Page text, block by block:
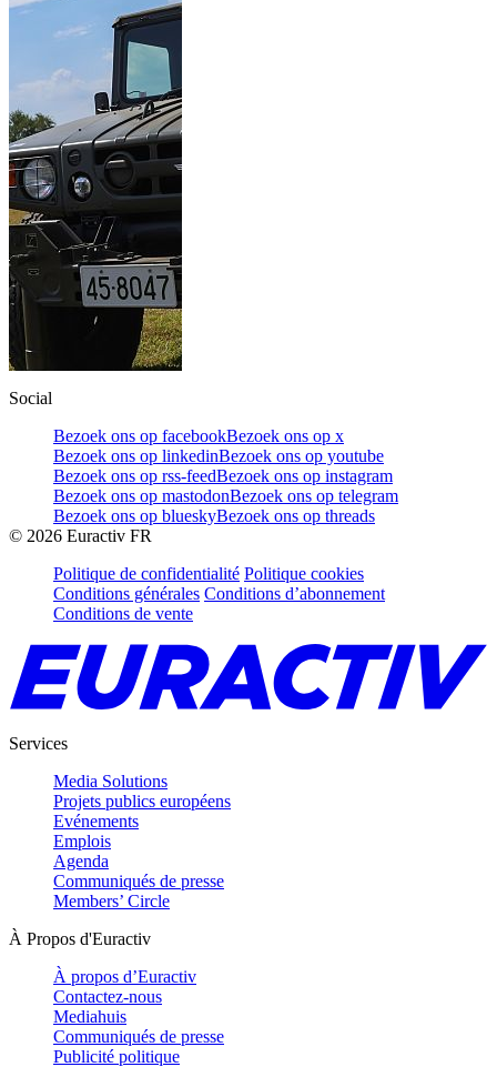
Social
Bezoek ons op facebookBezoek ons op x
Bezoek ons op linkedinBezoek ons op youtube
Bezoek ons op rss-feedBezoek ons op instagram
Bezoek ons op mastodonBezoek ons op telegram
Bezoek ons op blueskyBezoek ons op threads
© 2026 Euractiv FR
Politique de confidentialité Politique cookies
Conditions générales Conditions d’abonnement
Conditions de vente
Services
Media Solutions
Projets publics européens
Evénements
Emplois
Agenda
Communiqués de presse
Members’ Circle
À Propos d'Euractiv
À propos d’Euractiv
Contactez-nous
Mediahuis
Communiqués de presse
Publicité politique